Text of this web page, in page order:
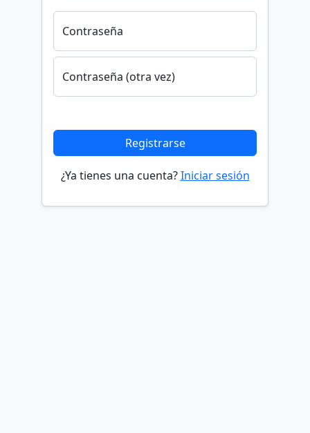
Contraseña
Contraseña (otra vez)
Registrarse
¿Ya tienes una cuenta?Iniciar sesión